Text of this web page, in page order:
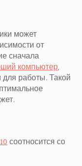
может
от
сначала
компьютер,
для работы. Такой
соотносится со